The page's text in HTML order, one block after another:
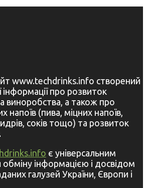
www.techdrinks.info створений
інформації про розвиток
виноробства, а також про
напоїв (пива, міцних напоїв,
соків тощо) та розвиток
є універсальним
інформацією і досвідом
галузей України, Європи і